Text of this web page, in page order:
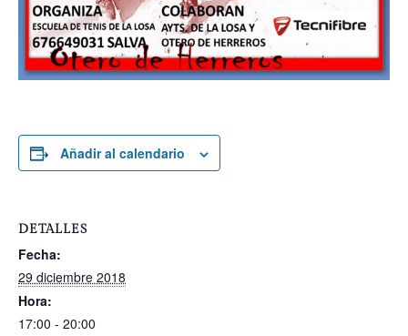
Añadir al calendario
DETALLES
Fecha:
29 diciembre 2018
Hora:
17:00 - 20:00